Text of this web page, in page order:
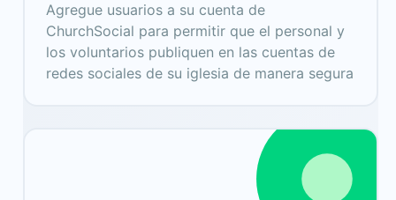
Agregue usuarios a su cuenta de
ChurchSocial para permitir que el personal y
los voluntarios publiquen en las cuentas de
redes sociales de su iglesia de manera segura